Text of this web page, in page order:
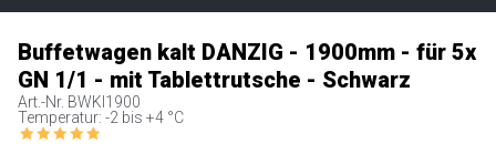
Buffetwagen kalt DANZIG - 1900mm - für 5x
GN 1/1 - mit Tablettrutsche - Schwarz
Art.-Nr. BWKI1900
Temperatur: -2 bis +4 °C